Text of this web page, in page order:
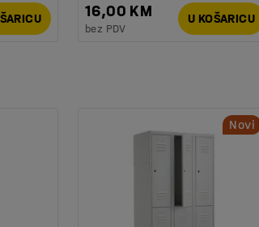
16,00 KM
bez PDV
U KOŠARICU
Novi